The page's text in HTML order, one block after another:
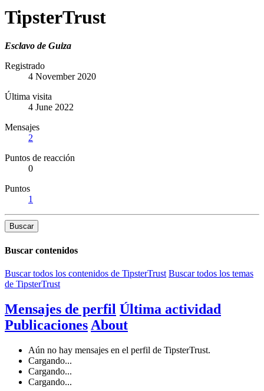
TipsterTrust
Esclavo de Guiza
Registrado
4 November 2020
Última visita
4 June 2022
Mensajes
2
Puntos de reacción
0
Puntos
1
Buscar
Buscar contenidos
Buscar todos los contenidos de TipsterTrust Buscar todos los temas
de TipsterTrust
Mensajes de perfil Última actividad
Publicaciones About
Aún no hay mensajes en el perfil de TipsterTrust.
Cargando...
Cargando...
Cargando...